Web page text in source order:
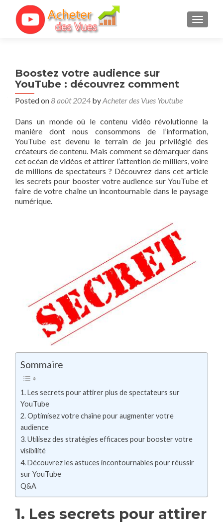
Boostez votre audience sur
YouTube : découvrez comment
Posted on8 août 2024 byAcheter des Vues Youtube
Dans un monde‌ où le contenu vidéo révolutionne la
⁤manière dont​ nous consommons de​ l’information,​
YouTube‌ est devenu le terrain de jeu‌ privilégié⁤ des
créateurs de contenu. Mais comment ‌se démarquer dans
cet océan de vidéos et attirer⁤ l’attention de milliers, voire
de⁤ millions de‌ spectateurs ? Découvrez⁤ dans cet article
les secrets pour booster votre audience sur YouTube ​et
faire de votre chaîne un ‌incontournable ‍dans​ le paysage
⁣numérique.
Sommaire
1. Les secrets pour attirer⁢ plus de spectateurs sur
‍YouTube
2. Optimisez votre chaîne pour⁣ augmenter votre
audience
3.​ Utilisez des stratégies⁢ efficaces pour booster votre
visibilité
4. Découvrez‍ les astuces incontournables pour réussir
sur YouTube
Q&A
1. Les secrets pour attirer⁢